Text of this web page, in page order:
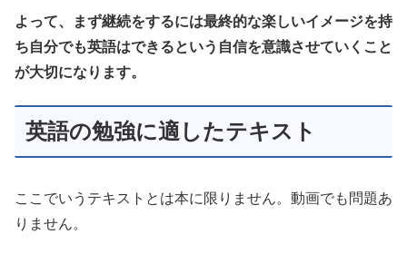
よって、まず継続をするには最終的な楽しいイメージを持
ち自分でも英語はできるという自信を意識させていくこと
が大切になります。
英語の勉強に適したテキスト
ここでいうテキストとは本に限りません。動画でも問題あ
りません。